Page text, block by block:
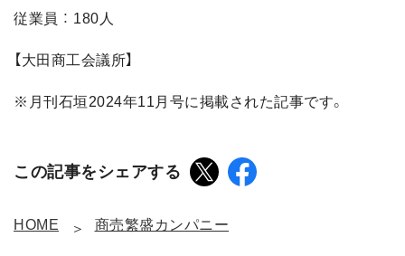
従業員 ： 180人
【大田商工会議所】
※月刊石垣2024年11月号に掲載された記事です。
この記事をシェアする
HOME 商売繁盛カンパニー